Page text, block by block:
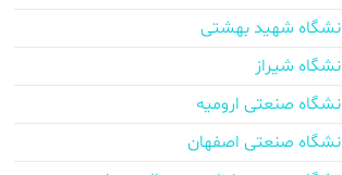
شهید بهشتی
شیراز
صنعتی ارومیه
صنعتی اصفهان